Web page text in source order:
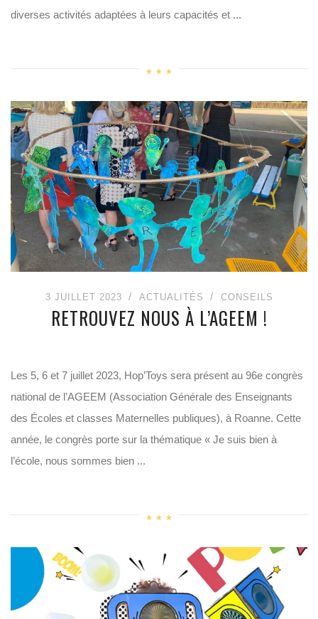
diverses activités adaptées à leurs capacités et ...
3 JUILLET 2023 ACTUALITÉS CONSEILS
RETROUVEZ NOUS À L’AGEEM !
Les 5, 6 et 7 juillet 2023, Hop’Toys sera présent au 96e congrès
national de l’AGEEM (Association Générale des Enseignants
des Écoles et classes Maternelles publiques), à Roanne. Cette
année, le congrès porte sur la thématique « Je suis bien à
l’école, nous sommes bien ...